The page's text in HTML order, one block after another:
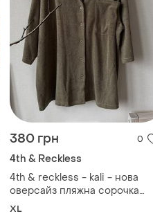
380 грн 0
4th & Reckless
4th & reckless - kali - нова
оверсайз пляжна сорочка
махрова кольору шавлійового
XL